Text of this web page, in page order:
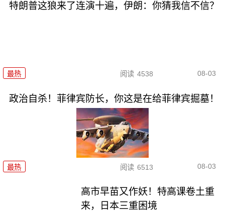
特朗普这狼来了连演十遍，伊朗：你猜我信不信？
最热 阅读 4538 08-03
政治自杀！菲律宾防长，你这是在给菲律宾掘墓！
最热 阅读 6513 08-03
高市早苗又作妖！特高课卷土重
来，日本三重困境